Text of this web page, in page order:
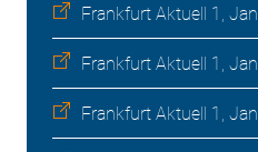
Frankfurt Aktuell 1,
Frankfurt Aktuell 1,
Frankfurt Aktuell 1,